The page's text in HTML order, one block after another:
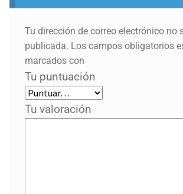
Tu dirección de correo electrónico no
publicada. Los campos obligatorios
marcados con
Tu puntuación
Tu valoración